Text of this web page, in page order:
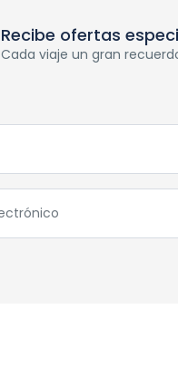
Recibe ofertas
Cada viaje un gran